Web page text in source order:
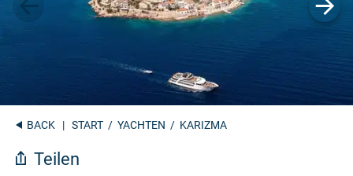
BACK | START / YACHTEN / KARIZMA
Teilen